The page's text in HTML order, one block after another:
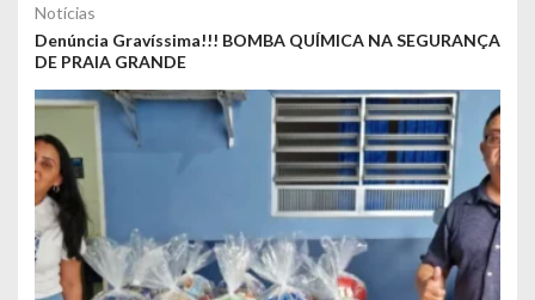
Notícias
Denúncia Gravíssima!!! BOMBA QUÍMICA NA SEGURANÇA
DE PRAIA GRANDE